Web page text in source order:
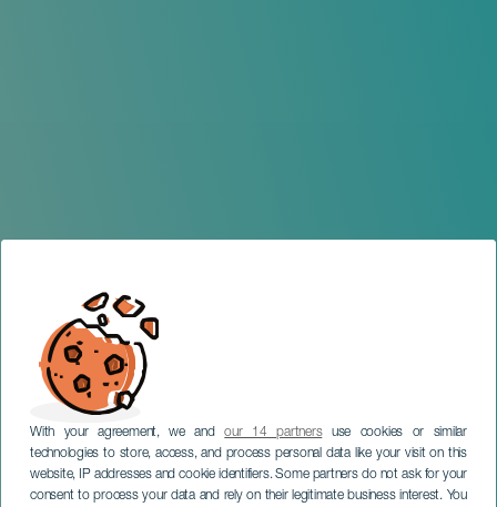
With your agreement, we andour 14 partnersuse cookies or similar
technologies to store, access, and process personal data like your visit on this
website, IP addresses and cookie identifiers. Some partners do not ask for your
consent to process your data and rely on their legitimate business interest. You
LA PALMA